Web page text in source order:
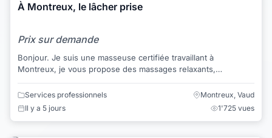
À Montreux, le lâcher prise
Prix sur demande
Bonjour. Je suis une masseuse certifiée travaillant à
Montreux, je vous propose des massages relaxants,
massages thaï, massages aux huiles et mass...
Services professionnels
Montreux, Vaud
Il y a 5 jours
1'725 vues